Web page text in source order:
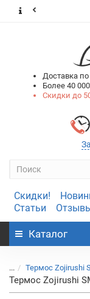
Доставка
Более 40
Скидки до
Скидки!
Статьи
Каталог
... Термос Zojirushi
Термос Zojirushi